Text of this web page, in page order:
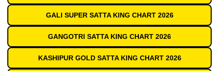
GALI SUPER SATTA KING CHART 2026
GANGOTRI SATTA KING CHART 2026
KASHIPUR GOLD SATTA KING CHART 2026